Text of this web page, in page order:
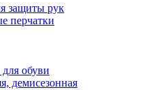
защиты рук
перчатки
обуви
демисезонная